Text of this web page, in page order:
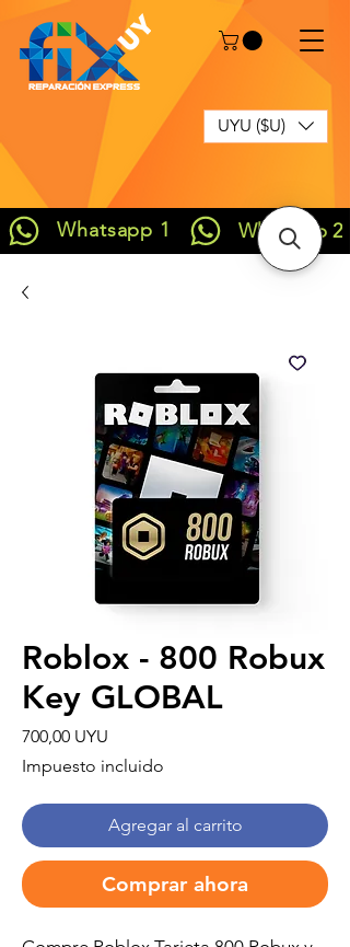
UYU ($U)
Whatsapp 1 Whatsapp 2
Roblox - 800 Robux
Key GLOBAL
700,00 UYU
Impuesto incluido
Agregar al carrito
Comprar ahora